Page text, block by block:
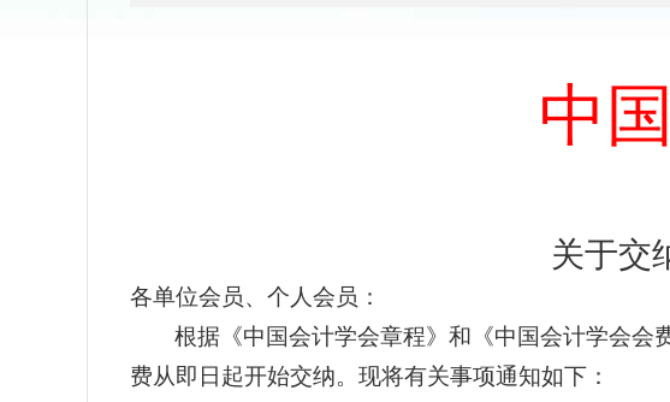
中
关于交
各单位会员、个人会员：
根据《中国会计学会章程》和《中国会计学会会
费从即日起开始交纳。现将有关事项通知如下：